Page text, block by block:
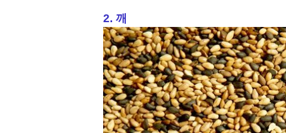
2. 깨